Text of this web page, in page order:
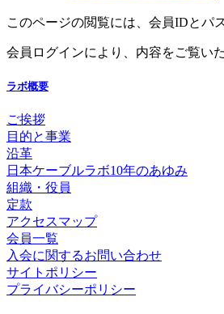
このページの閲覧には、会員IDとパ
会員ログインにより、内容をご覧い
ラボ概要
ご挨拶
目的と事業
沿革
日本ケーブルラボ10年のあゆみ
組織・役員
定款
アクセスマップ
会員一覧
入会に関するお問い合わせ
サイトポリシー
プライバシーポリシー